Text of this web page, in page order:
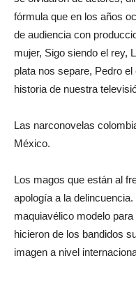
fórmula que en los años
de audiencia con
mujer, Sigo siendo el rey,
plata nos separe, Pedro
historia de nuestra
Las narconovelas
México.
Los magos que están al
apología a la
maquiavélico modelo
hicieron de los bandidos
imagen a nivel